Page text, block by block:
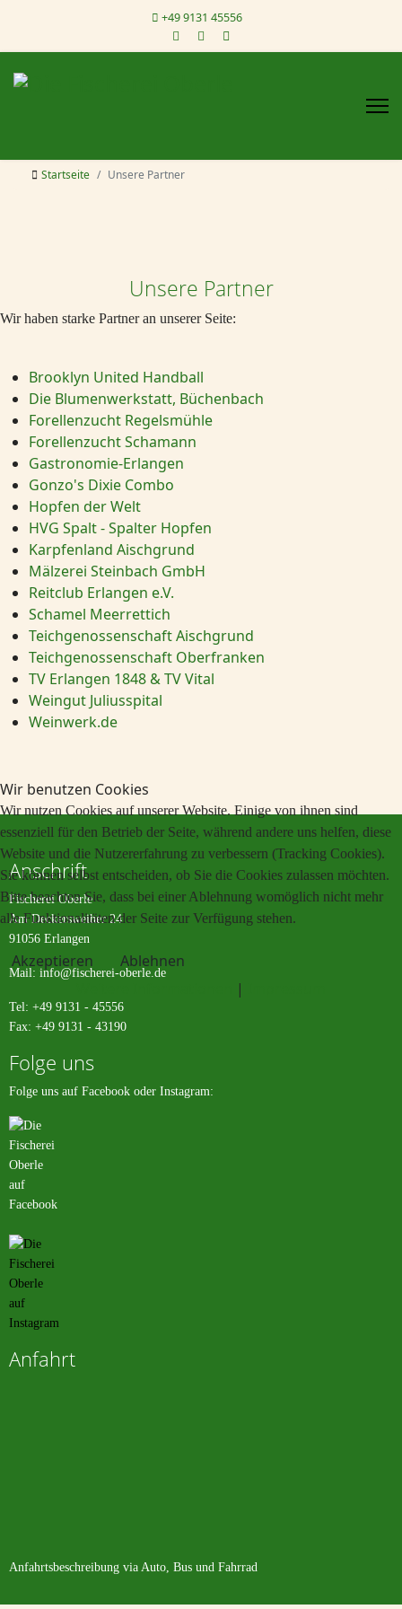
+49 9131 45556
Startseite Unsere Partner
Unsere Partner
Wir haben starke Partner an unserer Seite:
Brooklyn United Handball
Die Blumenwerkstatt, Büchenbach
Forellenzucht Regelsmühle
Forellenzucht Schamann
Gastronomie-Erlangen
Gonzo's Dixie Combo
Hopfen der Welt
HVG Spalt - Spalter Hopfen
Karpfenland Aischgrund
Mälzerei Steinbach GmbH
Reitclub Erlangen e.V.
Schamel Meerrettich
Teichgenossenschaft Aischgrund
Teichgenossenschaft Oberfranken
TV Erlangen 1848 & TV Vital
Weingut Juliusspital
Weinwerk.de
Anschrift
Fischerei Oberle
Am Deckersweiher 24
91056 Erlangen
Mail: info@fischerei-oberle.de
Tel: +49 9131 - 45556
Fax: +49 9131 - 43190
Folge uns
Folge uns auf Facebook oder Instagram:
Anfahrt
Anfahrtsbeschreibung via Auto, Bus und Fahrrad
Wir benutzen Cookies
Wir nutzen Cookies auf unserer Website. Einige von ihnen sind
essenziell für den Betrieb der Seite, während andere uns helfen, diese
Website und die Nutzererfahrung zu verbessern (Tracking Cookies).
Sie können selbst entscheiden, ob Sie die Cookies zulassen möchten.
Bitte beachten Sie, dass bei einer Ablehnung womöglich nicht mehr
alle Funktionalitäten der Seite zur Verfügung stehen.
Akzeptieren
Ablehnen
|